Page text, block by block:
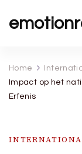
Home
Impact op het
Erfenis